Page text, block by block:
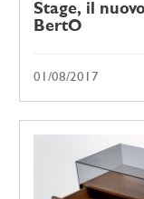
Stage, il
BertO
01/08/2017